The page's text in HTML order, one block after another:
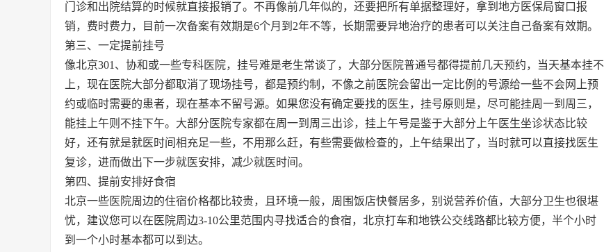
门诊和出院结算的时候就直接报销了。不再像前几年似的，还要把所有单据整理好，拿到地方医保局窗口报
销，费时费力，目前一次备案有效期是6个月到2年不等，长期需要异地治疗的患者可以关注自己备案有效期。
第三、一定提前挂号
像北京301、协和或一些专科医院，挂号难是老生常谈了，大部分医院普通号都得提前几天预约，当天基本挂不
上，现在医院大部分都取消了现场挂号，都是预约制，不像之前医院会留出一定比例的号源给一些不会网上预
约或临时需要的患者，现在基本不留号源。如果您没有确定要找的医生，挂号原则是，尽可能挂周一到周三，
能挂上午则不挂下午。大部分医院专家都在周一到周三出诊，挂上午号是鉴于大部分上午医生坐诊状态比较
好，还有就是就医时间相充足一些，不用那么赶，有些需要做检查的，上午结果出了，当时就可以直接找医生
复诊，进而做出下一步就医安排，减少就医时间。
第四、提前安排好食宿
北京一些医院周边的住宿价格都比较贵，且环境一般，周围饭店快餐居多，别说营养价值，大部分卫生也很堪
忧，建议您可以在医院周边3-10公里范围内寻找适合的食宿，北京打车和地铁公交线路都比较方便，半个小时
到一个小时基本都可以到达。